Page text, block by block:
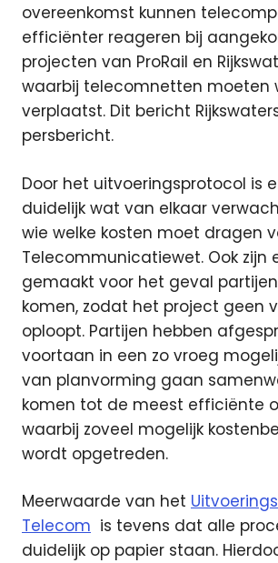
overeenkomst kunnen
efficiënter reageren bij
projecten van ProRail en
waarbij telecomnetten moeten
verplaatst. Dit bericht
persbericht.
Door het uitvoeringsprotocol is
duidelijk wat van elkaar
wie welke kosten moet dragen
Telecommunicatiewet. Ook zijn
gemaakt voor het geval
komen, zodat het project geen
oploopt. Partijen hebben
voortaan in een zo vroeg
van planvorming gaan
komen tot de meest efficiënte
waarbij zoveel mogelijk
wordt opgetreden.
Meerwaarde van het
Telecom is tevens dat alle
duidelijk op papier staan.